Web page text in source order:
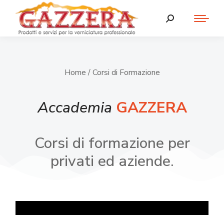
Home / Corsi di Formazione
Accademia GAZZERA
Corsi di formazione per
privati ed aziende.